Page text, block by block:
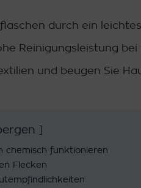
durch ein
Reinigungsleistung
und beugen Sie
chemisch funktionieren
Flecken